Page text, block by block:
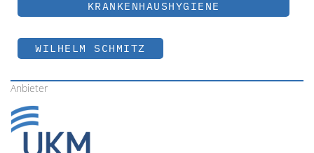
KRANKENHAUSHYGIENE
WILHELM SCHMITZ
Anbieter